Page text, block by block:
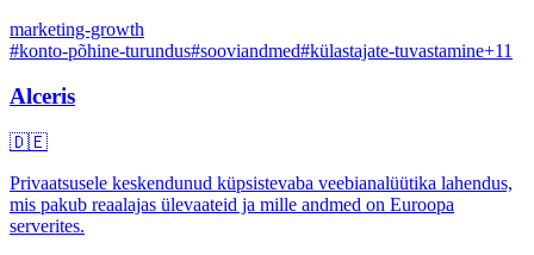
marketing-growth
#konto-põhine-turundus#sooviandmed#külastajate-tuvastamine+11
Alceris
🇩🇪
Privaatsusele keskendunud küpsistevaba veebianalüütika lahendus,
mis pakub reaalajas ülevaateid ja mille andmed on Euroopa
serverites.